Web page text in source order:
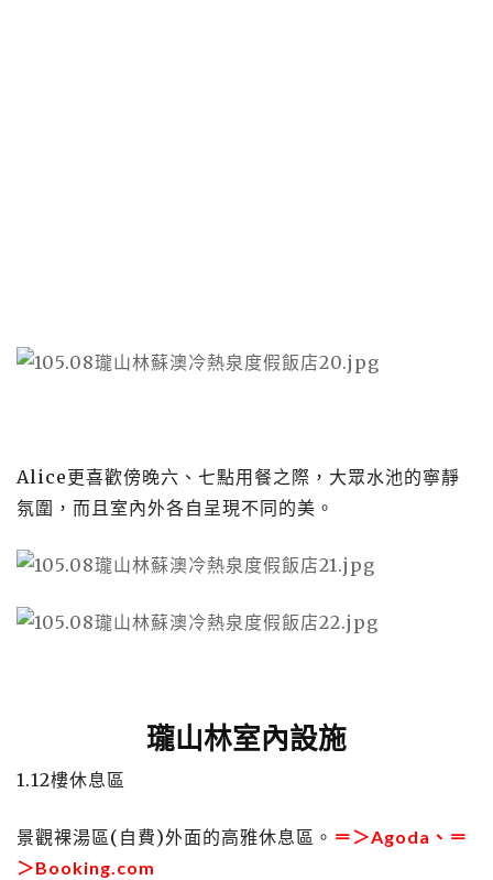
Alice更喜歡傍晚六、七點用餐之際，大眾水池的寧靜
氛圍，而且室內外各自呈現不同的美。
瓏山林室內設施
1.12樓休息區
景觀裸湯區(自費)外面的高雅休息區。 ＝＞Agoda 、＝
＞Booking.com